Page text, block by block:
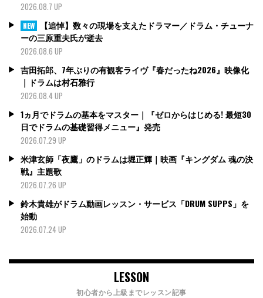
2026.08.7 UP
NEW
【追悼】数々の現場を支えたドラマー／ドラム・チューナ
ーの三原重夫氏が逝去
2026.08.6 UP
吉田拓郎、7年ぶりの有観客ライヴ『春だったね2026』映像化
｜ドラムは村石雅行
2026.08.4 UP
1ヵ月でドラムの基本をマスター｜『ゼロからはじめる! 最短30
日でドラムの基礎習得メニュー』発売
2026.07.29 UP
米津玄師「夜鷹」のドラムは堀正輝｜映画『キングダム 魂の決
戦』主題歌
2026.07.26 UP
鈴木貴雄がドラム動画レッスン・サービス「DRUM SUPPS」を
始動
2026.07.24 UP
LESSON
初心者から上級までレッスン記事